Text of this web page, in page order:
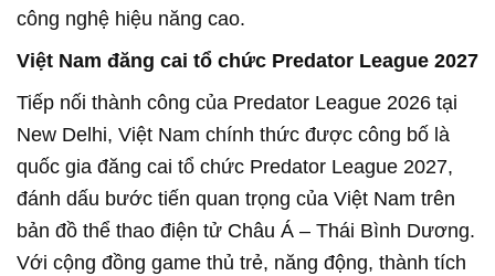
công nghệ hiệu năng cao.
Việt Nam đăng cai tổ chức Predator League 2027
Tiếp nối thành công của Predator League 2026 tại
New Delhi, Việt Nam chính thức được công bố là
quốc gia đăng cai tổ chức Predator League 2027,
đánh dấu bước tiến quan trọng của Việt Nam trên
bản đồ thể thao điện tử Châu Á – Thái Bình Dương.
Với cộng đồng game thủ trẻ, năng động, thành tích